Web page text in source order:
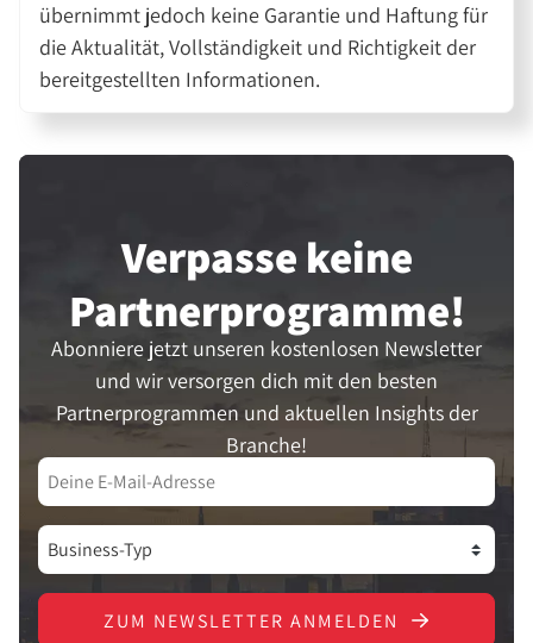
übernimmt jedoch keine Garantie und Haftung für
die Aktualität, Vollständigkeit und Richtigkeit der
bereitgestellten Informationen.
Verpasse keine
Partner­programme!
Abonniere jetzt unseren kostenlosen Newsletter
und wir versorgen dich mit den besten
Partnerprogrammen und aktuellen Insights der
Branche!
ZUM NEWSLETTER ANMELDEN